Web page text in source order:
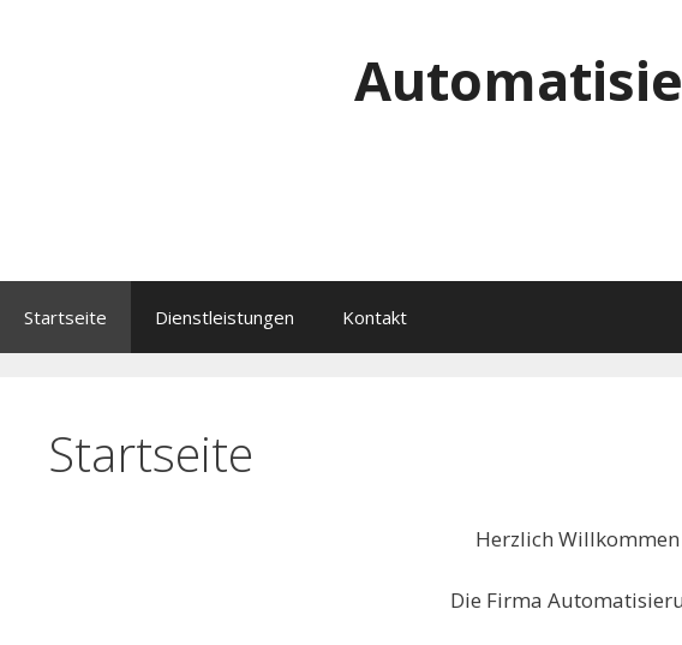
Startseite Dienstleistungen Kontakt
Startseite
Herzlich
Die Firma